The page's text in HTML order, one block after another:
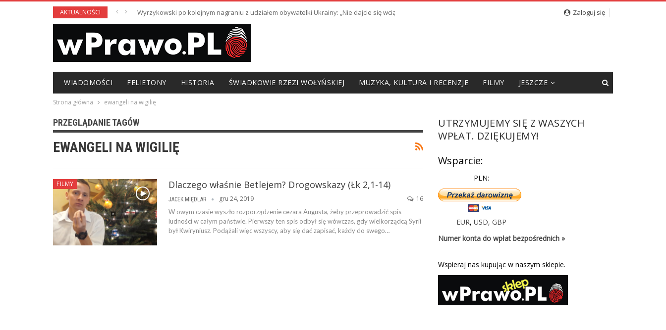
AKTUALNOŚCI Wyrzykowski po kolejnym nagraniu z udziałem obywatelki Ukrainy: „Nie dajcie się wciągnąć w prowokację” Zaloguj się
WIADOMOŚCI FELIETONY HISTORIA ŚWIADKOWIE RZEZI WOŁYŃSKIEJ MUZYKA, KULTURA I RECENZJE FILMY JESZCZE
Strona główna ewangeli na wigilię
PRZEGLĄDANIE TAGÓW
EWANGELI NA WIGILIĘ
FILMY Dlaczego właśnie Betlejem? Drogowskazy (Łk 2,1-14)
JACEK MIĘDLAR gru 24, 2019 16
W owym czasie wyszło rozporządzenie cezara Augusta, żeby przeprowadzić spis
ludności w całym państwie. Pierwszy ten spis odbył się wówczas, gdy wielkorządcą Syrii
był Kwiryniusz. Podążali więc wszyscy, aby się dać zapisać, każdy do swego…
UTRZYMUJEMY SIĘ Z WASZYCH
WPŁAT. DZIĘKUJEMY!
Wsparcie:
PLN:
EUR,USD,GBP
Numer konta do wpłat bezpośrednich »
Wspieraj nas kupując w naszym sklepie.